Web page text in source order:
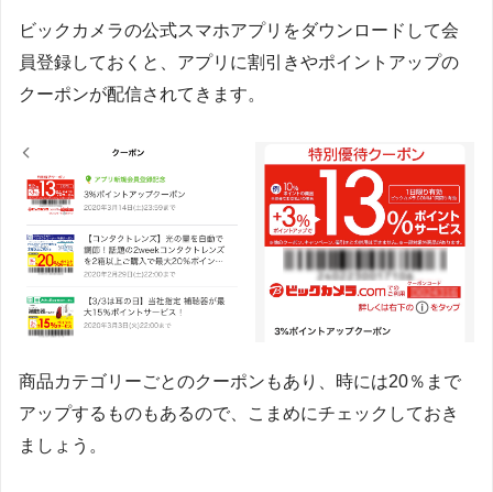
ビックカメラの公式スマホアプリをダウンロードして会
員登録しておくと、アプリに割引きやポイントアップの
クーポンが配信されてきます。
商品カテゴリーごとのクーポンもあり、時には20％まで
アップするものもあるので、こまめにチェックしておき
ましょう。